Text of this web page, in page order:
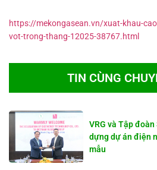
https://mekongasean.vn/xuat-khau-
vot-trong-thang-12025-38767.html
TIN CÙNG
VRG và Tập
dựng dự án điện
mẫu